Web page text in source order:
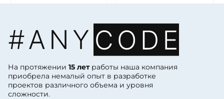
На протяжении 15 лет работы наша компания
приобрела немалый опыт в разработке
проектов различного объема и уровня
сложности.